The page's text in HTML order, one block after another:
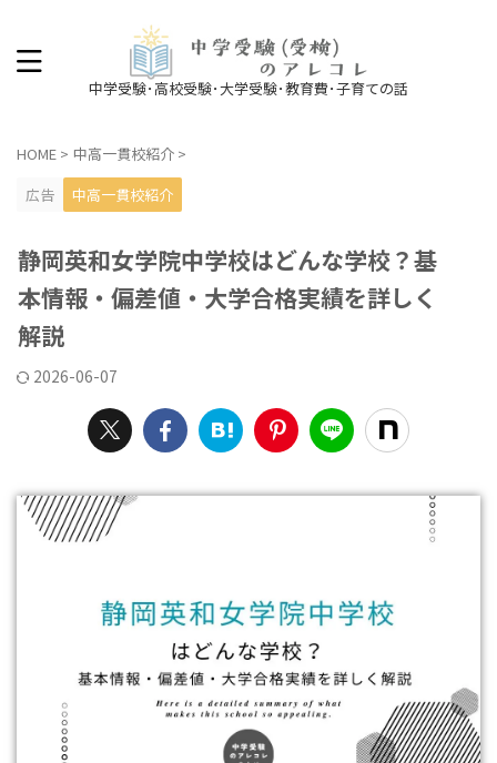
中学受験･高校受験･大学受験･教育費･子育ての話
HOME > 中高一貫校紹介 >
広告
中高一貫校紹介
静岡英和女学院中学校はどんな学校？基
本情報・偏差値・大学合格実績を詳しく
解説
2026-06-07